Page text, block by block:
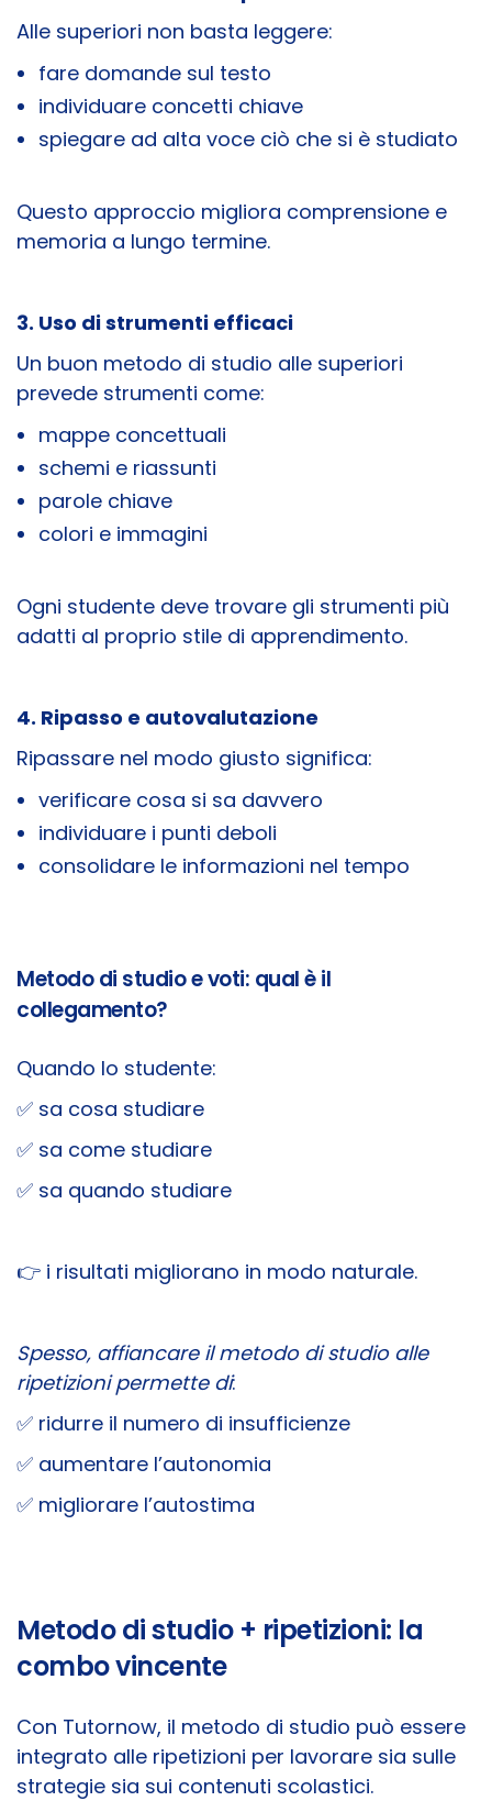
Alle superiori non basta leggere:
fare domande sul testo
individuare concetti chiave
spiegare ad alta voce ciò che si è studiato
Questo approccio migliora comprensione e
memoria a lungo termine.
3. Uso di strumenti efficaci
Un buon metodo di studio alle superiori
prevede strumenti come:
mappe concettuali
schemi e riassunti
parole chiave
colori e immagini
Ogni studente deve trovare gli strumenti più
adatti al proprio stile di apprendimento.
4. Ripasso e autovalutazione
Ripassare nel modo giusto significa:
verificare cosa si sa davvero
individuare i punti deboli
consolidare le informazioni nel tempo
Metodo di studio e voti: qual è il
collegamento?
Quando lo studente:
✅ sa cosa studiare
✅ sa come studiare
✅ sa quando studiare
👉 i risultati migliorano in modo naturale.
Spesso, affiancare il metodo di studio alle
ripetizioni permette di:
✅ ridurre il numero di insufficienze
✅ aumentare l’autonomia
✅ migliorare l’autostima
Metodo di studio + ripetizioni: la
combo vincente
Con Tutornow, il metodo di studio può essere
integrato alle ripetizioni per lavorare sia sulle
strategie sia sui contenuti scolastici.